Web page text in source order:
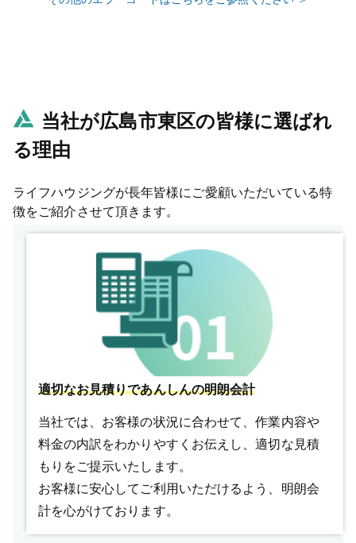
当社が広島市東区の皆様に選ばれ
る理由
ライフハウジングが長年皆様にご愛顧いただいている特
徴をご紹介させて頂きます。
適切なお見積りであんしんの明朗会計
当社では、お客様の状況に合わせて、作業内容や
料金の内訳をわかりやすくお伝えし、適切な見積
もりをご提示いたします。
お客様に安心してご利用いただけるよう、明朗会
計を心がけております。